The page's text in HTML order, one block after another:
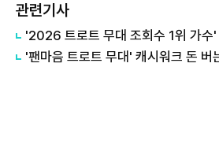
관련기사
'팬마음 트로트 무대' 캐시워크 돈 버